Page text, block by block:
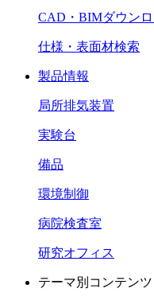
CAD・BIMダウン
仕様・表面材検索
製品情報
局所排気装置
実験台
備品
環境制御
病院検査室
研究オフィス
テーマ別コンテンツ